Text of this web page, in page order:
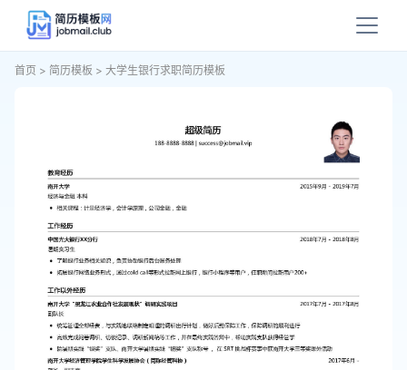
首页 > 简历模板 > 大学生银行求职简历模板